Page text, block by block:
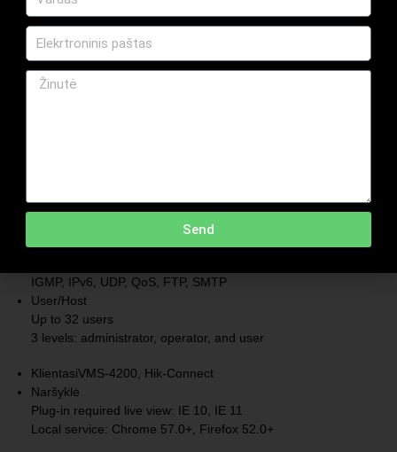
Garso suspaudimas
Garso bitų greitis-U: 64 Kbps (G.711 ulaw)/64 Kbps (G.711
alaw)/16 Kbps (G.722.1)/16 Kbps (G.726)/32 to 160 Kbps
(MP2L2)/16 to 64 Kbps (AAC-LC)
Tiesioginis vaizdo žiūrėjimasUp to 6 channels
Open Network Video Interface (Profile S, Profile T, Profile G
(only -F model supports)), ISAPI, SDK
IGMP, IPv6, UDP, QoS, FTP, SMTP
User/Host
Up to 32 users
3 levels: administrator, operator, and user
KlientasiVMS-4200, Hik-Connect
Naršyklė
Plug-in required live view: IE 10, IE 11
Local service: Chrome 57.0+, Firefox 52.0+
Send